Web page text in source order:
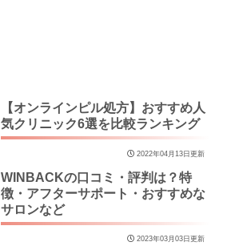
【オンラインピル処方】おすすめ人
気クリニック6選を比較ランキング
2022年04月13日更新
WINBACKの口コミ・評判は？特
徴・アフターサポート・おすすめな
サロンなど
2023年03月03日更新